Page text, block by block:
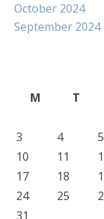
October 2024
September 2024
M
T
3
4 5
10
11
17
18
24
25
31